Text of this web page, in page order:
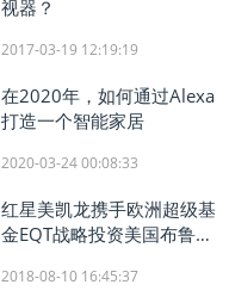
视器？
2017-03-19 12:19:19
在2020年，如何通过Alexa
打造一个智能家居
2020-03-24 00:08:33
红星美凯龙携手欧洲超级基
金EQT战略投资美国布鲁斯
导品牌
2018-08-10 16:45:37